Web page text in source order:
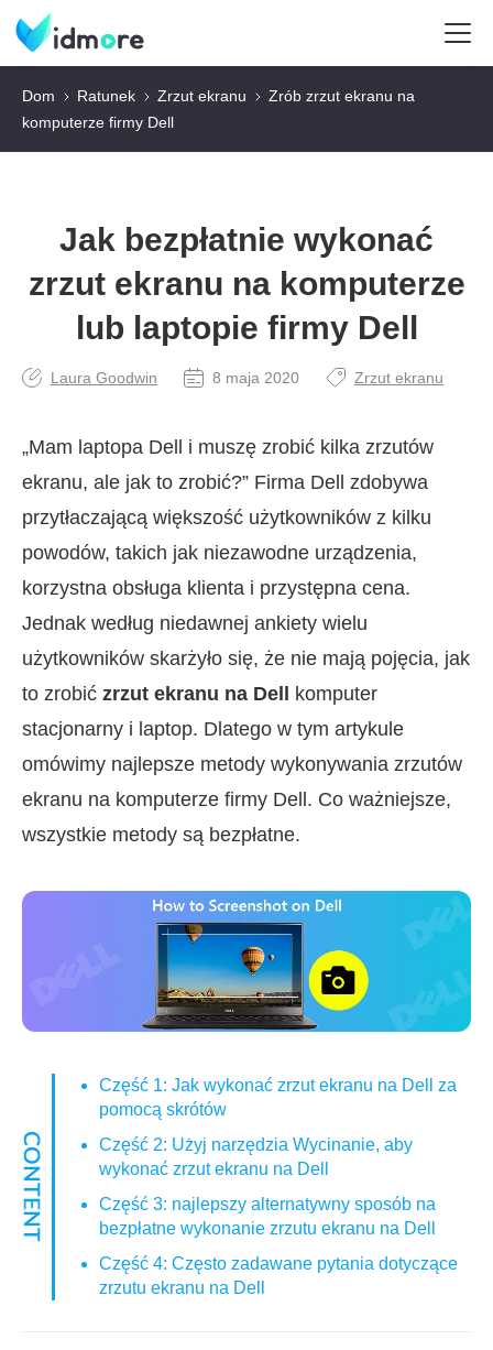
Dom Ratunek Zrzut ekranu
Zrób zrzut ekranu na
komputerze firmy Dell
Jak bezpłatnie wykonać
zrzut ekranu na komputerze
lub laptopie firmy Dell
Laura Goodwin 8 maja 2020 Zrzut ekranu
„Mam laptopa Dell i muszę zrobić kilka zrzutów
ekranu, ale jak to zrobić?” Firma Dell zdobywa
przytłaczającą większość użytkowników z kilku
powodów, takich jak niezawodne urządzenia,
korzystna obsługa klienta i przystępna cena.
Jednak według niedawnej ankiety wielu
użytkowników skarżyło się, że nie mają pojęcia, jak
to zrobić zrzut ekranu na Dell
komputer
stacjonarny i laptop. Dlatego w tym artykule
omówimy najlepsze metody wykonywania zrzutów
ekranu na komputerze firmy Dell. Co ważniejsze,
wszystkie metody są bezpłatne.
Część 1: Jak wykonać zrzut ekranu na Dell za
pomocą skrótów
Część 2: Użyj narzędzia Wycinanie, aby
wykonać zrzut ekranu na Dell
Część 3: najlepszy alternatywny sposób na
bezpłatne wykonanie zrzutu ekranu na Dell
Część 4: Często zadawane pytania dotyczące
zrzutu ekranu na Dell